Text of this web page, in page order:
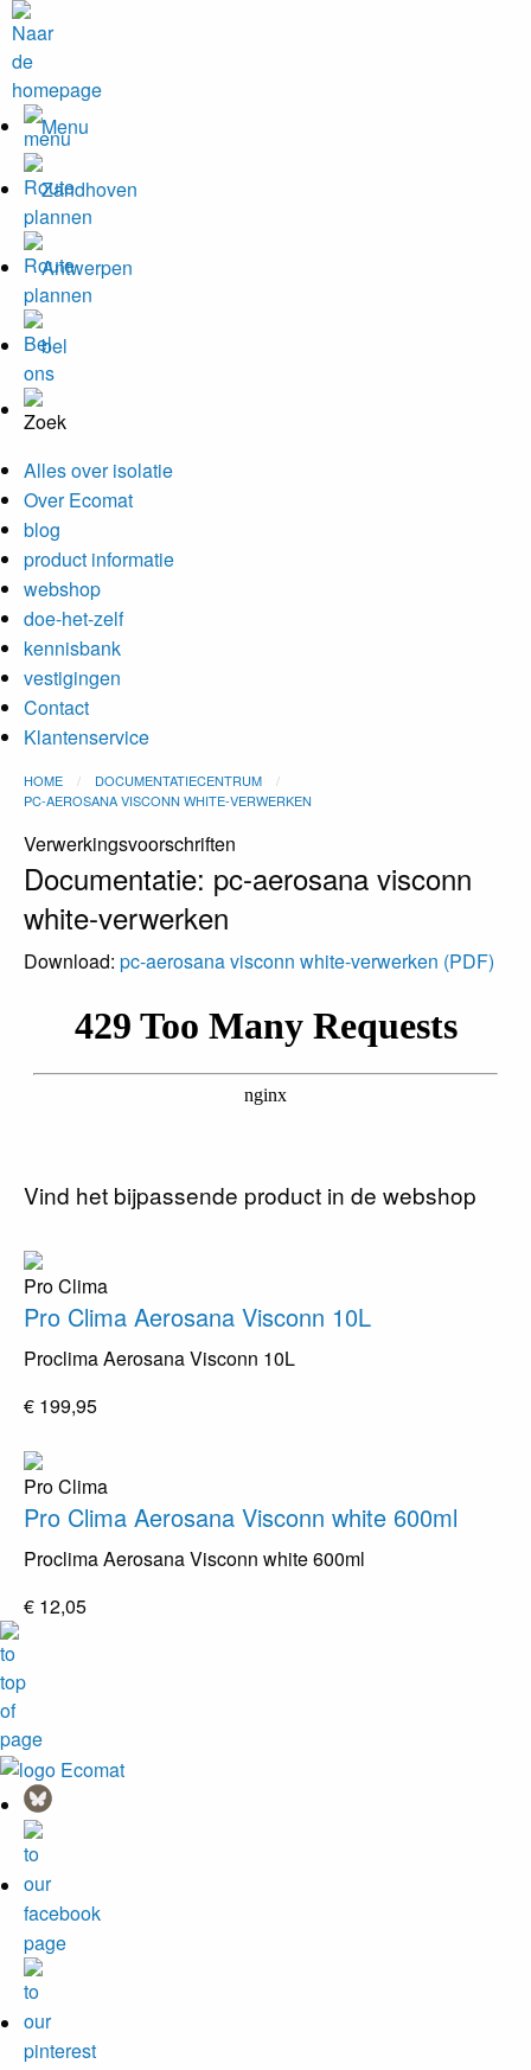
Menu
Zandhoven
Antwerpen
bel
Alles over isolatie
Over Ecomat
blog
product informatie
webshop
doe-het-zelf
kennisbank
vestigingen
Contact
Klantenservice
HOME
DOCUMENTATIECENTRUM
PC-AEROSANA VISCONN WHITE-VERWERKEN
Verwerkingsvoorschriften
Documentatie: pc-aerosana visconn
white-verwerken
Download: pc-aerosana visconn white-verwerken (PDF)
Vind het bijpassende product in de webshop
Pro Clima
Pro Clima Aerosana Visconn 10L
Proclima Aerosana Visconn 10L
€ 199,95
Pro Clima
Pro Clima Aerosana Visconn white 600ml
Proclima Aerosana Visconn white 600ml
€ 12,05